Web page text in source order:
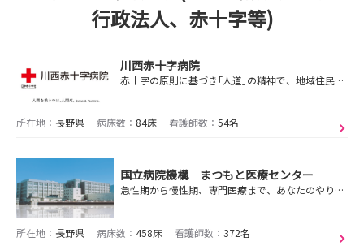
行政法人、赤十字等)
川西赤十字病院
赤十字の原則に基づき｢人道｣の精神で、地域住民とともに生きている喜びをわかちあえる医療を行います。
所在地： 長野県 病床数： 84床 看護師数： 54名
国立病院機構 まつもと医療センター
急性期から慢性期、専門医療まで、あなたのやりたい看護が必ずあります
所在地： 長野県 病床数： 458床 看護師数： 372名